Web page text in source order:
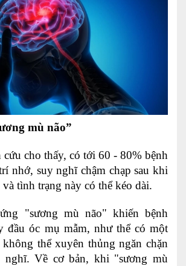
tại Phòng khám
hồi phục chức năng
mù não”
cho thấy, có tới 60 - 80% bệnh
nhớ, suy nghĩ chậm chạp sau khi
tình trạng này có thể kéo dài.
"sương mù não" khiến bệnh
đầu óc mụ mẫm, như thể có một
thể xuyên thủng ngăn chặn
nghĩ. Về cơ bản, khi "sương mù